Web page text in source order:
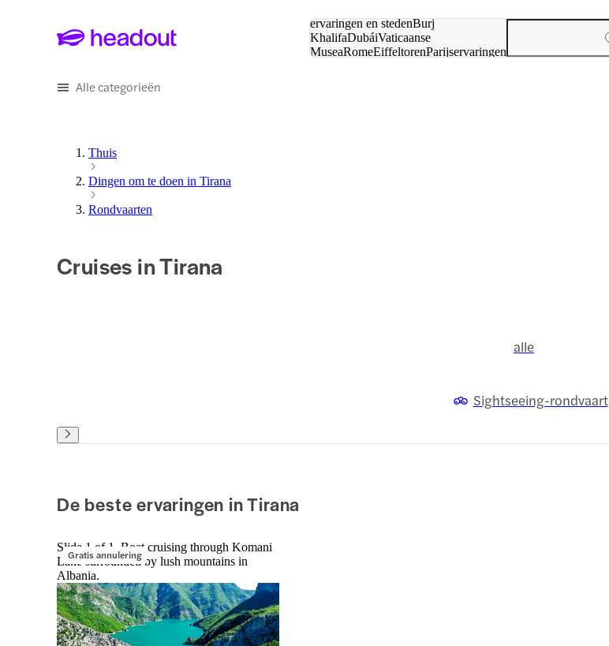
ervaringen en stedenBurj
KhalifaDubáiVaticaanse
MuseaRomeEiffeltorenParijservaringen
Alle categorieën
Thuis
Dingen om te doen in Tirana
Rondvaarten
Cruises in Tirana
alle
Sightseeing-rondvaart
De beste ervaringen in Tirana
Gratis annulering
Slide 1 of 1, Boat cruising through Komani
Lake surrounded by lush mountains in
Albania.